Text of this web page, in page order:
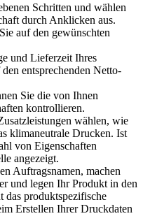
Schritten und wählen
durch Anklicken aus.
auf den gewünschten
und Lieferzeit Ihres
entsprechenden Netto-
Sie die von Ihnen
kontrollieren.
wählen, wie
klimaneutrale Drucken. Ist
von Eigenschaften
angezeigt.
Auftragsnamen, machen
und legen Ihr Produkt in den
das produktspezifische
Erstellen Ihrer Druckdaten